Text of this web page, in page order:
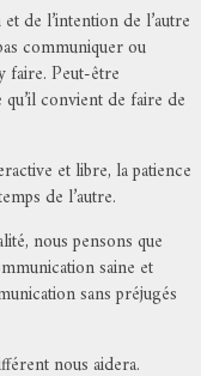
de l’intention de l’autre
communiquer ou
faire. Peut-être
convient de faire de
et libre, la patience
de l’autre.
nous pensons que
saine et
sans préjugés
nous aidera.